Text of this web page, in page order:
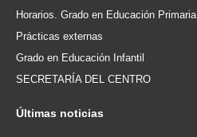
Horarios. Grado en Educación Primaria
Prácticas externas
Grado en Educación Infantil
SECRETARÍA DEL CENTRO
Últimas noticias